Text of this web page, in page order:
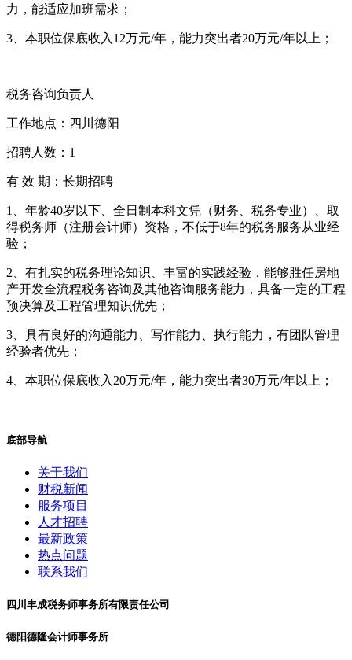
力，能适应加班需求；
3、本职位保底收入12万元/年，能力突出者20万元/年以上；
税务咨询负责人
工作地点：四川德阳
招聘人数：1
有 效 期：长期招聘
1、年龄40岁以下、全日制本科文凭（财务、税务专业）、取
得税务师（注册会计师）资格，不低于8年的税务服务从业经
验；
2、有扎实的税务理论知识、丰富的实践经验，能够胜任房地
产开发全流程税务咨询及其他咨询服务能力，具备一定的工程
预决算及工程管理知识优先；
3、具有良好的沟通能力、写作能力、执行能力，有团队管理
经验者优先；
4、本职位保底收入20万元/年，能力突出者30万元/年以上；
底部导航
关于我们
财税新闻
服务项目
人才招聘
最新政策
热点问题
联系我们
四川丰成税务师事务所有限责任公司
德阳德隆会计师事务所